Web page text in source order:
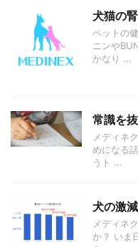
犬猫の
ペットの
ニンや
かなり ...
常識を
メディネ
めになる
うト ...
犬の激
メディネ
か？ いま